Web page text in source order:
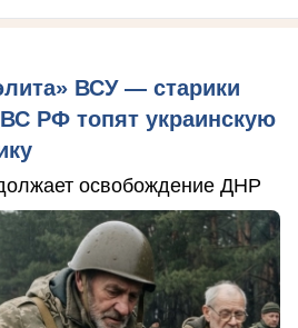
ВСУ — старики
РФ топят украинскую
освобождение ДНР